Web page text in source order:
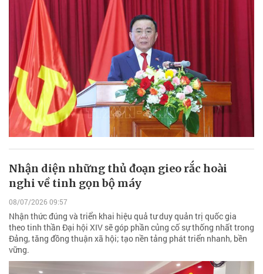
Nhận diện những thủ đoạn gieo rắc hoài
nghi về tinh gọn bộ máy
08/07/2026 09:57
Nhận thức đúng và triển khai hiệu quả tư duy quản trị quốc gia
theo tinh thần Đại hội XIV sẽ góp phần củng cố sự thống nhất trong
Đảng, tăng đồng thuận xã hội; tạo nền tảng phát triển nhanh, bền
vững.